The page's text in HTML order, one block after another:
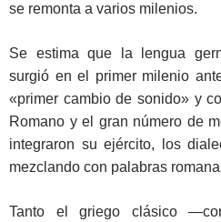
se remonta a varios milenios.
Se estima que la lengua
surgió en el primer milenio
«primer cambio de sonido» y
Romano y el gran número de
integraron su ejército, los
mezclando con palabras
Tanto el griego clásico